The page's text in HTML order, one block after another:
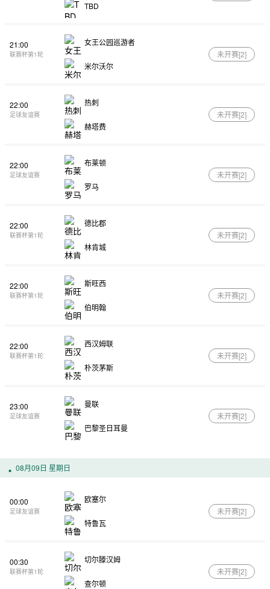
TBD
21:00
联赛杯第1轮
女王公园巡游者
米尔沃尔
未开赛[2]
22:00
足球友谊赛
热刺
赫塔费
未开赛[2]
22:00
足球友谊赛
布莱顿
罗马
未开赛[2]
22:00
联赛杯第1轮
德比郡
林肯城
未开赛[2]
22:00
联赛杯第1轮
斯旺西
伯明翰
未开赛[2]
22:00
联赛杯第1轮
西汉姆联
朴茨茅斯
未开赛[2]
23:00
足球友谊赛
曼联
巴黎圣日耳曼
未开赛[2]
08月09日 星期日
00:00
足球友谊赛
欧塞尔
特鲁瓦
未开赛[2]
00:30
联赛杯第1轮
切尔滕汉姆
查尔顿
未开赛[2]